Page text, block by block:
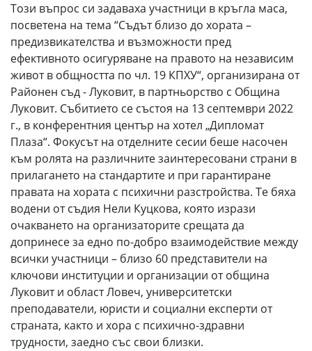
Този въпрос си задаваха участници в кръгла маса,
посветена на тема “Съдът близо до хората –
предизвикателства и възможности пред
ефективното осигуряване на правото на независим
живот в общността по чл. 19 КПХУ“, организирана от
Районен съд - Луковит, в партньорство с Община
Луковит. Събитието се състоя на 13 септември 2022
г., в конферентния център на хотел „Дипломат
Плаза“. Фокусът на отделните сесии беше насочен
към ролята на различните заинтересовани страни в
прилагането на стандартите и при гарантиране
правата на хората с психични разстройства. Те бяха
водени от съдия Нели Куцкова, която изрази
очакването на организаторите срещата да
допринесе за едно по-добро взаимодействие между
всички участници – близо 60 представители на
ключови институции и организации от община
Луковит и област Ловеч, университетски
преподаватели, юристи и социални експерти от
страната, както и хора с психично-здравни
трудности, заедно със свои близки.